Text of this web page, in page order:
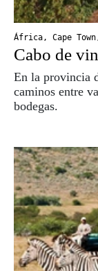
África, Cape Town
Cabo de
En la provincia
caminos entre
bodegas.